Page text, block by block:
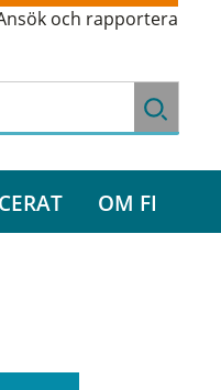
och rapportera
OM FI